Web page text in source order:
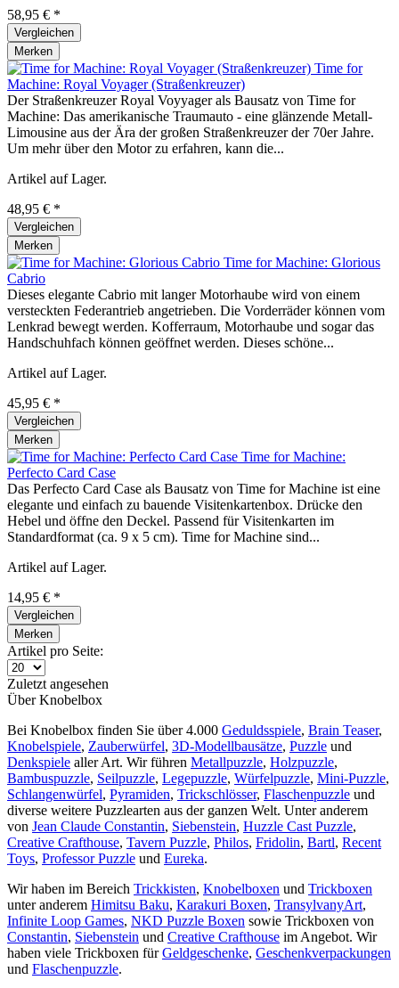
58,95 € *
Vergleichen
Merken
Time for
Machine: Royal Voyager (Straßenkreuzer)
Der Straßenkreuzer Royal Voyyager als Bausatz von Time for
Machine: Das amerikanische Traumauto - eine glänzende Metall-
Limousine aus der Ära der großen Straßenkreuzer der 70er Jahre.
Um mehr über den Motor zu erfahren, kann die...
Artikel auf Lager.
48,95 € *
Vergleichen
Merken
Time for Machine: Glorious
Cabrio
Dieses elegante Cabrio mit langer Motorhaube wird von einem
versteckten Federantrieb angetrieben. Die Vorderräder können vom
Lenkrad bewegt werden. Kofferraum, Motorhaube und sogar das
Handschuhfach können geöffnet werden. Dieses schöne...
Artikel auf Lager.
45,95 € *
Vergleichen
Merken
Time for Machine:
Perfecto Card Case
Das Perfecto Card Case als Bausatz von Time for Machine ist eine
elegante und einfach zu bauende Visitenkartenbox. Drücke den
Hebel und öffne den Deckel. Passend für Visitenkarten im
Standardformat (ca. 9 x 5 cm). Time for Machine sind...
Artikel auf Lager.
14,95 € *
Vergleichen
Merken
Artikel pro Seite:
Zuletzt angesehen
Über Knobelbox
Bei Knobelbox finden Sie über 4.000 Geduldsspiele, Brain Teaser,
Knobelspiele, Zauberwürfel, 3D-Modellbausätze, Puzzle und
Denkspiele aller Art. Wir führen Metallpuzzle, Holzpuzzle,
Bambuspuzzle, Seilpuzzle, Legepuzzle, Würfelpuzzle, Mini-Puzzle,
Schlangenwürfel, Pyramiden, Trickschlösser, Flaschenpuzzle und
diverse weitere Puzzlearten aus der ganzen Welt. Unter anderem
von Jean Claude Constantin, Siebenstein, Huzzle Cast Puzzle,
Creative Crafthouse, Tavern Puzzle, Philos, Fridolin, Bartl, Recent
Toys, Professor Puzzle und Eureka.
Wir haben im Bereich Trickkisten, Knobelboxen und Trickboxen
unter anderem Himitsu Baku, Karakuri Boxen, TransylvanyArt,
Infinite Loop Games, NKD Puzzle Boxen sowie Trickboxen von
Constantin, Siebenstein und Creative Crafthouse im Angebot. Wir
haben viele Trickboxen fürGeldgeschenke, Geschenkverpackungen
und Flaschenpuzzle.